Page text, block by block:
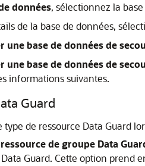
données, sélectionnez la
de la base de données,
une base de données de
une base de données de
informations suivantes.
Guard
de ressource Data Guard
de groupe Data
Guard. Cette option prend